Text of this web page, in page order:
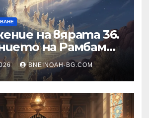
на вярата 36.
на Рамбам
Основи
BNEINOAH-BG.COM